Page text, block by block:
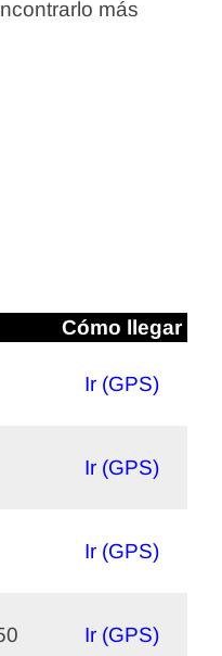
más
Cómo llegar
Ir (GPS)
Ir (GPS)
Ir (GPS)
Ir (GPS)